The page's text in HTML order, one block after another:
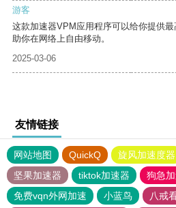
游客
这款加速器VPM应用程序可以给你提供
助你在网络上自由移动。
2025-03-06
友情链接
网站地图 QuickQ 旋风加速度器
坚果加速器
tiktok加速器
狗急
免费vqn外网加速
小蓝鸟 八戒